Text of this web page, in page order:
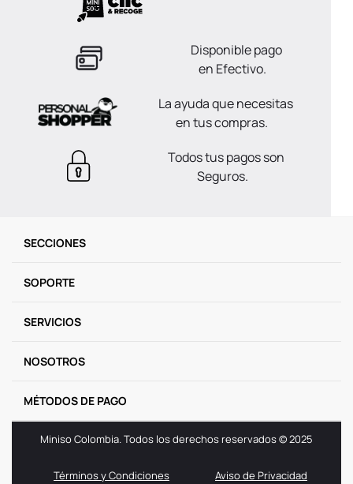
Disponible pago
en Efectivo.
La ayuda que necesitas
en tus compras.
Todos tus pagos son
Seguros.
SECCIONES
SOPORTE
SERVICIOS
NOSOTROS
MÉTODOS DE PAGO
Miniso Colombia. Todos los derechos reservados © 2025
Términos y Condiciones Aviso de Privacidad